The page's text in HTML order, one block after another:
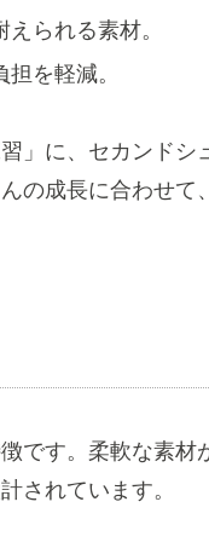
られる素材。
を軽減。
」に、セカンドシ
の成長に合わせて
です。柔軟な素材
されています。